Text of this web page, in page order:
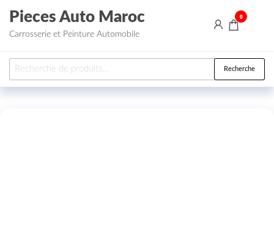
Aller au contenu
Pieces Auto Maroc
Carrosserie et Peinture Automobile
0
Recherche pour : Recherche